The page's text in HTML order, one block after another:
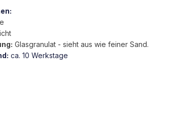
Glasgranulat - sieht aus wie feiner Sand.
ca. 10 Werkstage